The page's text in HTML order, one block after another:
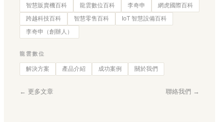
智慧販賣機百科 龍雲數位百科 李奇申
網虎國際百科
跨越科技百科
智慧零售百科
IoT 智慧設備百科
李奇申（創辦人）
龍雲數位
解決方案 產品介紹 成功案例 關於我們
← 更多文章 聯絡我們 →